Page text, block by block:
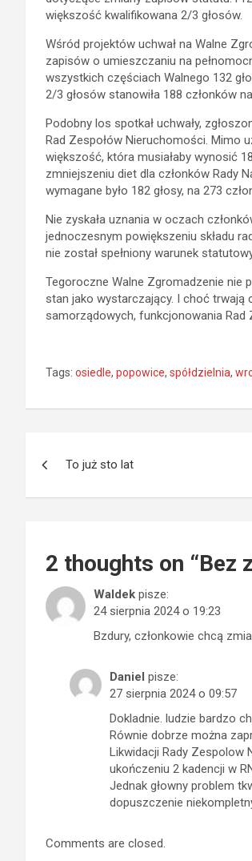
większość kwalifikowana 2/3 głosów.
Wśród projektów uchwał na Walne
zapisów o umieszczaniu na
wszystkich częściach Walnego 132
2/3 głosów stanowiła 188 członków
Podobny los spotkał uchwały,
Rad Zespołów Nieruchomości. Mimo
większość, która musiałaby wynosić
zmniejszeniu diet dla członków Rady
wymagane było 182 głosy, na 273
Nie zyskała uznania w oczach
jednoczesnym powiększeniu składu
nie został spełniony warunek
Tegoroczne Walne Zgromadzenie nie
stan jako wystarczający. I choć trwają
samorządowych, funkcjonowania Rad
Tags: osiedle, popowice, spółdzielnia,
wpisu
To już sto lat
2 thoughts on “Bez
Waldek pisze:
24 sierpnia 2024 o 19:23
Bzdury, członkowie chcą
Daniel pisze:
27 sierpnia 2024 o 09:57
Dokladnie. ludzie bardzo
Równie dobrze można
Likwidacji Rady Zespolow
ukończeniu 2 kadencji w
Jednak głowny problem
dopuszczenie
Comments are closed.